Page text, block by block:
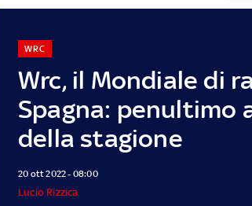
Wrc, il Mondiale di
Spagna: penultimo
della stagione
WRC
20 ott 2022 - 08:00
Lucio Rizzica